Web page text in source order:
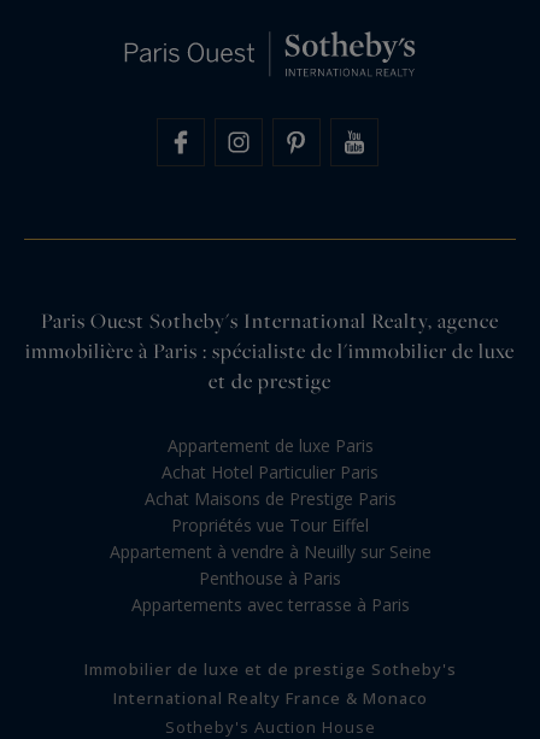
Paris Ouest Sotheby's International Realty, agence
immobilière à Paris : spécialiste de l'immobilier de luxe
et de prestige
Appartement de luxe Paris
Achat Hotel Particulier Paris
Achat Maisons de Prestige Paris
Propriétés vue Tour Eiffel
Appartement à vendre à Neuilly sur Seine
Penthouse à Paris
Appartements avec terrasse à Paris
Immobilier de luxe et de prestige Sotheby's
International Realty France & Monaco
Sotheby's Auction House